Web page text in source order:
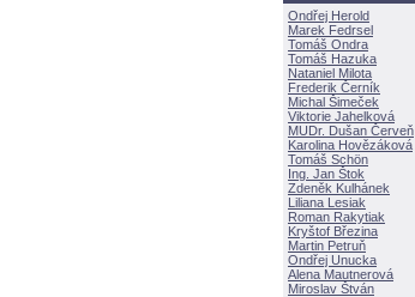
Ondřej Herold
Marek Fedrsel
Tomáš Ondra
Tomáš Hazuka
Nataniel Milota
Frederik Černík
Michal Šimeček
Viktorie Jahelkov
MUDr. Dušan Červeň
Karolina Hovězákov
Tomáš Schön
Ing. Jan Štok
Zdeněk Kulhánek
Liliana Lesiak
Roman Rakytiak
Kryštof Březina
Martin Petruň
Ondřej Unucka
Alena Mautnerov
Miroslav Štván